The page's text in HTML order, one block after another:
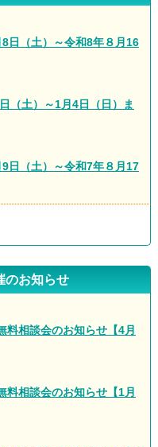
日（土）～令和8年８月16
（土）～1月4日（日）ま
日（土）～令和7年８月17
のお知らせ
料相談会のお知らせ【4月
料相談会のお知らせ【1月